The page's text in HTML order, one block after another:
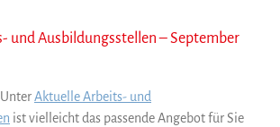
und Ausbildungsstellen – September
Aktuelle Arbeits- und
ist vielleicht das passende Angebot für Sie